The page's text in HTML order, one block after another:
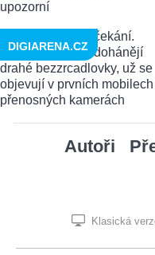
DIGIARENA.CZ
Autoři
Klasická